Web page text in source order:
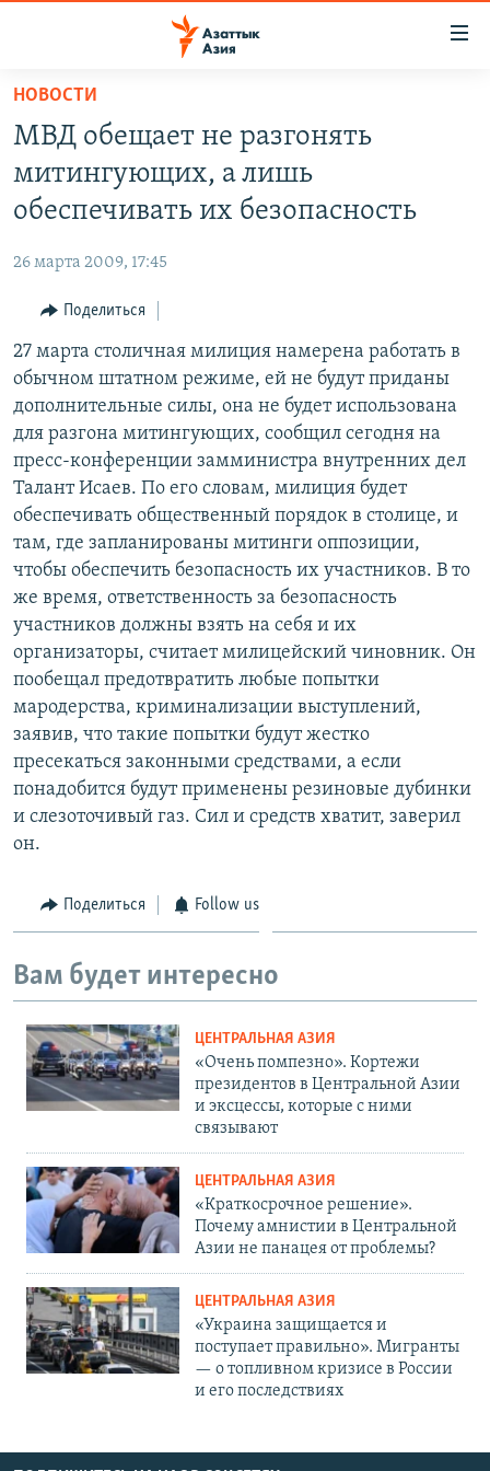
Вернуться
основному
содержанию
Вернутся
главной
навигации
Вернутся
поиску
ЦЕНТРАЛЬНАЯ АЗИЯ
КЫРГЫЗСТАН
ТАДЖИКИСТАН
НОВОСТИ
ВОЙНА В УКРАИНЕ
ҚАЗАҚША
КЫРГЫЗЧА
ЎЗБЕКЧА
TÜRKMENÇE
Все сайты РСЕ/РС
НОВОСТИ
МВД обещает не разгонять
митингующих, а лишь
обеспечивать их безопасность
26 марта 2009, 17:45
Поделиться
27 марта столичная милиция намерена работать в
обычном штатном режиме, ей не будут приданы
дополнительные силы, она не будет использована
для разгона митингующих, сообщил сегодня на
пресс-конференции замминистра внутренних дел
Талант Исаев. По его словам, милиция будет
обеспечивать общественный порядок в столице, и
там, где запланированы митинги оппозиции,
чтобы обеспечить безопасность их участников. В то
же время, ответственность за безопасность
участников должны взять на себя и их
организаторы, считает милицейский чиновник. Он
пообещал предотвратить любые попытки
мародерства, криминализации выступлений,
заявив, что такие попытки будут жестко
пресекаться законными средствами, а если
понадобится будут применены резиновые дубинки
и слезоточивый газ. Сил и средств хватит, заверил
он.
Поделиться Follow us
Вам будет интересно
ЦЕНТРАЛЬНАЯ АЗИЯ
«Очень помпезно». Кортежи
президентов в Центральной Азии
и эксцессы, которые с ними
связывают
ЦЕНТРАЛЬНАЯ АЗИЯ
«Краткосрочное решение».
Почему амнистии в Центральной
Азии не панацея от проблемы?
ЦЕНТРАЛЬНАЯ АЗИЯ
«Украина защищается и
поступает правильно». Мигранты
— о топливном кризисе в России
и его последствиях